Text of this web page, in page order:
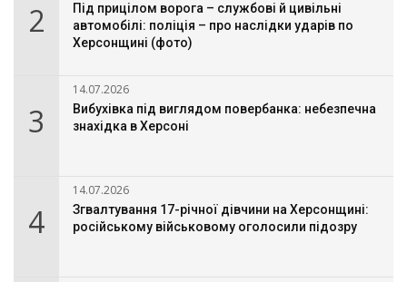
2
Під прицілом ворога – службові й цивільні
автомобілі: поліція – про наслідки ударів по
Херсонщині (фото)
3
14.07.2026
Вибухівка під виглядом повербанка: небезпечна
знахідка в Херсоні
4
14.07.2026
Згвалтування 17-річної дівчини на Херсонщині:
російському військовому оголосили підозру